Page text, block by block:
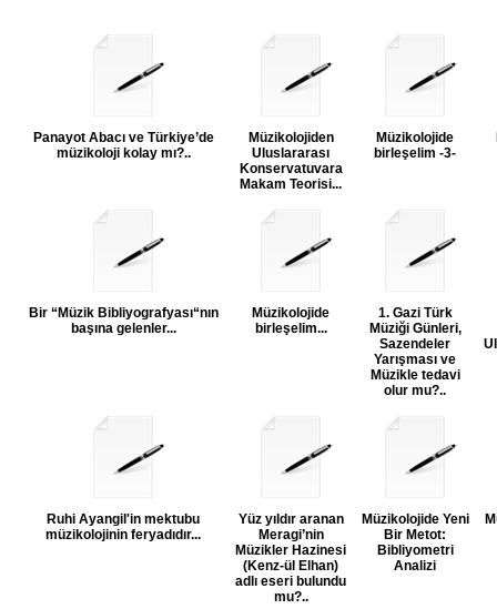
Panayot Abacı ve Türkiye’de
müzikoloji kolay mı?..
Müzikolojiden
Uluslararası
Konservatuvara
Makam Teorisi...
Müzikolojide
birleşelim -3-
Bir “Müzik Bibliyografyası“nın
başına gelenler...
Müzikolojide
birleşelim...
1. Gazi Türk
Müziği Günleri,
Sazendeler
Yarışması ve
Müzikle tedavi
olur mu?..
Ruhi Ayangil'in mektubu
müzikolojinin feryadıdır...
Yüz yıldır aranan
Meragi’nin
Müzikler Hazinesi
(Kenz-ül Elhan)
adlı eseri bulundu
mu?..
Müzikolojide Yeni
Bir Metot:
Bibliyometri
Analizi